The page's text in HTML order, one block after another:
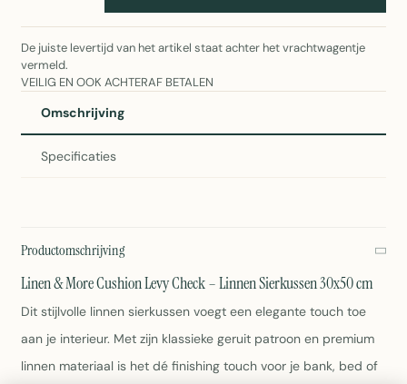
De juiste levertijd van het artikel staat achter het vrachtwagentje
vermeld.
VEILIG EN OOK ACHTERAF BETALEN
Omschrijving
Specificaties
Productomschrijving
Linen & More Cushion Levy Check – Linnen Sierkussen 30x50 cm
Dit stijlvolle linnen sierkussen voegt een elegante touch toe
aan je interieur. Met zijn klassieke geruit patroon en premium
linnen materiaal is het dé finishing touch voor je bank, bed of